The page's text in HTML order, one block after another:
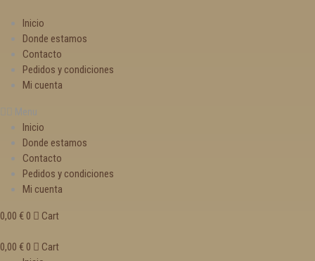
Inicio
Donde estamos
Contacto
Pedidos y condiciones
Mi cuenta
Menu
Inicio
Donde estamos
Contacto
Pedidos y condiciones
Mi cuenta
0,00 € 0 Cart
0,00 € 0
Cart